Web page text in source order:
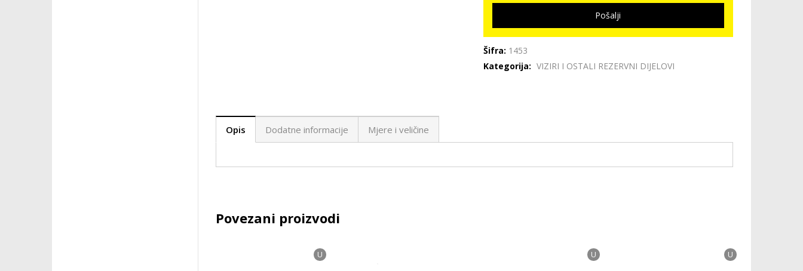
Pošalji
Šifra: 1453
Kategorija: VIZIRI I OSTALI REZERVNI DIJELOVI
Opis Dodatne informacije Mjere i veličine
Povezani proizvodi
U U U